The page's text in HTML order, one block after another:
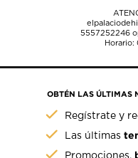
5557252246
Horario:
OBTÉN LAS ÚLTIMAS
Regístrate y
Las últimas
Promociones,